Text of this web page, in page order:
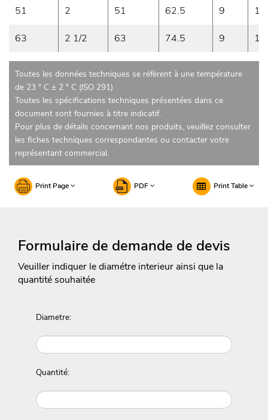
51 2 51 62.5 9 14
63 2 1/2 63 74.5 9 13
Toutes les données techniques se réfèrent à une température
de 23 ° C ± 2 ° C (ISO 291)
Toutes les spécifications techniques présentées dans ce
document sont fournies à titre indicatif.
Pour plus de détails concernant nos produits, veuillez consulter
les fiches techniques correspondantes ou contacter votre
représentant commercial.
Print Page PDF Print Table
Formulaire de demande de devis
Veuiller indiquer le diamétre interieur ainsi que la
quantité souhaitée
Diametre:
Quantité: